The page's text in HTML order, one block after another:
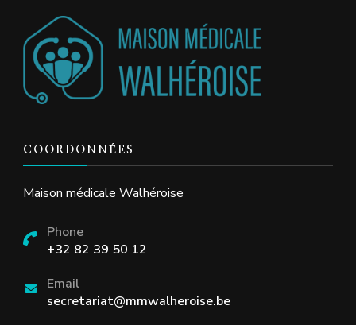
COORDONNÉES
Maison médicale Walhéroise
Phone
+32 82 39 50 12
Email
secretariat@mmwalheroise.be